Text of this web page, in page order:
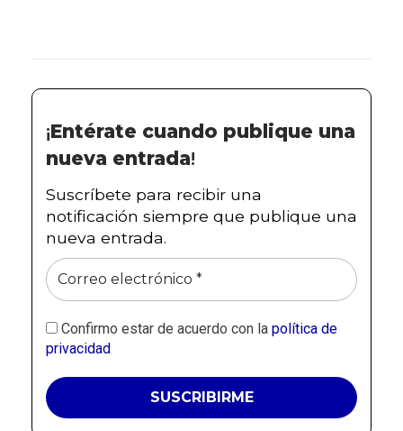
¡Entérate cuando publique una
nueva entrada!
Suscríbete para recibir una
notificación siempre que publique una
nueva entrada.
Confirmo estar de acuerdo con la política de
privacidad